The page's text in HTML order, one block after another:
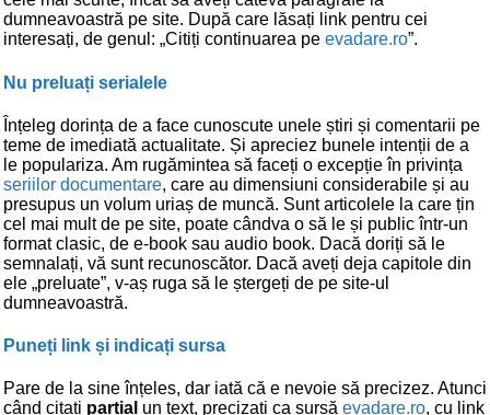
dumneavoastră pe site. După care lăsați link pentru cei
interesați, de genul: „Citiți continuarea pe evadare.ro”.
Nu preluați serialele
Înțeleg dorința de a face cunoscute unele știri și comentarii pe
teme de imediată actualitate. Și apreciez bunele intenții de a
le populariza. Am rugămintea să faceți o excepție în privința
seriilor documentare, care au dimensiuni considerabile și au
presupus un volum uriaș de muncă. Sunt articolele la care țin
cel mai mult de pe site, poate cândva o să le și public într-un
format clasic, de e-book sau audio book. Dacă doriți să le
semnalați, vă sunt recunoscător. Dacă aveți deja capitole din
ele „preluate”, v-aș ruga să le ștergeți de pe site-ul
dumneavoastră.
Puneți link și indicați sursa
Pare de la sine înțeles, dar iată că e nevoie să precizez. Atunci
când citați parțial un text, precizați ca sursă evadare.ro, cu link